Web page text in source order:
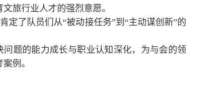
旅行业人才的强烈意愿。
定了队员们从“被动接任务”到“主动谋创新”的
题的能力成长与职业认知深化，为与会的领
例。